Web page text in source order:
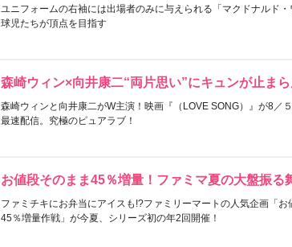
ユニフォームの右袖には出場者のみに与えられる「マクドナルド
球児たちが頂点を目指す
森崎ウィン×向井康二“両片思い”にキュンが止まら
森崎ウィンと向井康二がW主演！映画『（LOVE SONG）』が8／
最速配信。究極のピュアラブ！
お値段そのまま45％増量！ファミマ夏の大盤振る
ファミチキにお弁当にアイスも!?ファミリーマートの人気企画「お
45％増量作戦」が今夏、シリーズ初の年2回開催！